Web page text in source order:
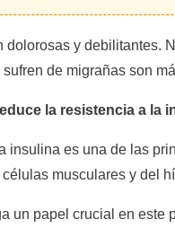
dolorosas y debilitantes.
sufren de migrañas son
la resistencia a la
insulina es una de las
musculares y del
un papel crucial en este